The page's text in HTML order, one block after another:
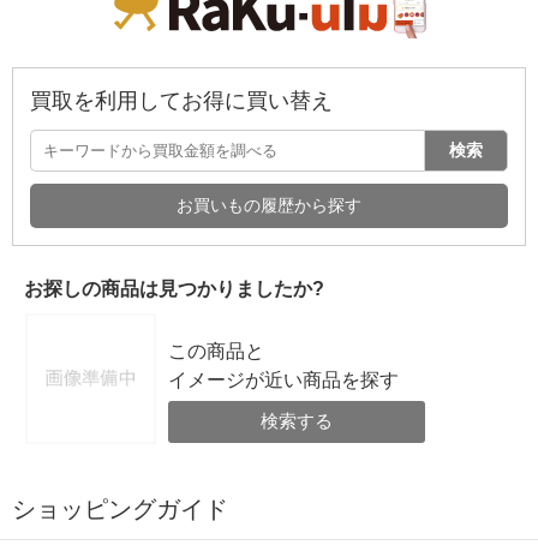
買取を利用してお得に買い替え
検索
お買いもの履歴から探す
お探しの商品は見つかりましたか?
この商品と
イメージが近い商品を探す
検索する
ショッピングガイド